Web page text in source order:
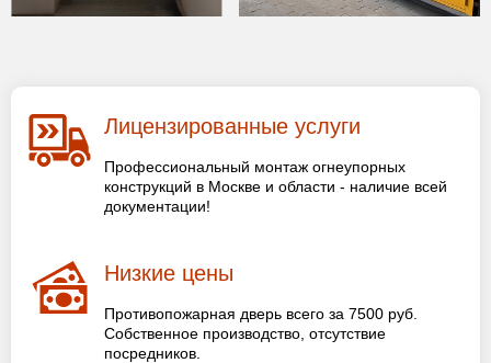
Лицензированные услуги
Профессиональный монтаж огнеупорных
конструкций в Москве и области - наличие всей
документации!
Низкие цены
Противопожарная дверь всего за 7500 руб.
Собственное производство, отсутствие
посредников.